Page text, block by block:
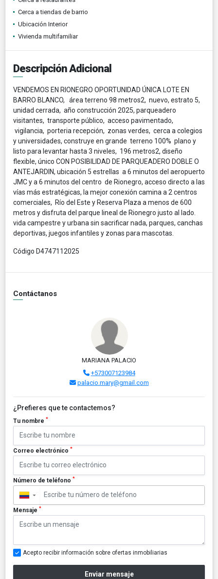
Cerca a tiendas de barrio
Ubicación Interior
Vivienda multifamiliar
Descripción Adicional
VENDEMOS EN RIONEGRO OPORTUNIDAD ÚNICA LOTE EN
BARRO BLANCO, área terreno 98 metros2, nuevo, estrato 5,
unidad cerrada, año construcción 2025, parqueadero
visitantes, transporte público, acceso pavimentado,
vigilancia, porteria recepción, zonas verdes, cerca a colegios
y universidades, construye en grande terreno 100% plano y
listo para levantar hasta 3 niveles, 196 metros2, diseño
flexible, único CON POSIBILIDAD DE PARQUEADERO DOBLE O
ANTEJARDIN, ubicación 5 estrellas a 6 minutos del aeropuerto
JMC y a 6 minutos del centro de Rionegro, acceso directo a las
vías más estratégicas, la mejor conexión camina a 2 centros
comerciales, Río del Este y Reserva Plaza a menos de 600
metros y disfruta del parque lineal de Rionegro justo al lado.
vida campestre y urbana sin sacrificar nada, parques, canchas
deportivas, juegos infantiles y zonas para mascotas.
Código D4747112025
Contáctanos
MARIANA PALACIO
+573007123984
palacio.mary@gmail.com
¿Prefieres que te contactemos?
Tu nombre *
Correo electrónico *
Número de teléfono *
▼
Mensaje *
Acepto recibir información sobre ofertas inmobiliarias
Enviar mensaje